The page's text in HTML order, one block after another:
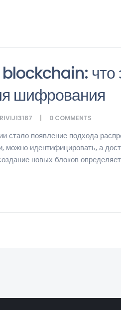
что
шифрования
RIVIJ13187 0 COMMENTS
стало появление подхода
можно идентифицировать, а
новых блоков